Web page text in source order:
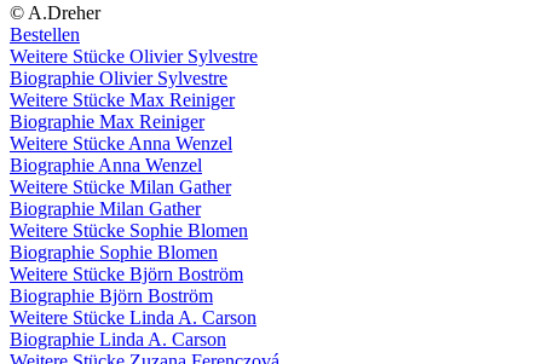
© A.Dreher
Bestellen
Weitere Stücke Olivier Sylvestre
Biographie Olivier Sylvestre
Weitere Stücke Max Reiniger
Biographie Max Reiniger
Weitere Stücke Anna Wenzel
Biographie Anna Wenzel
Weitere Stücke Milan Gather
Biographie Milan Gather
Weitere Stücke Sophie Blomen
Biographie Sophie Blomen
Weitere Stücke Björn Boström
Biographie Björn Boström
Weitere Stücke Linda A. Carson
Biographie Linda A. Carson